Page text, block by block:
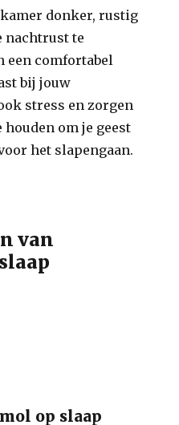
donker, rustig
nachtrust te
een comfortabel
bij jouw
stress en zorgen
om je geest
het slapengaan.
van
op slaap